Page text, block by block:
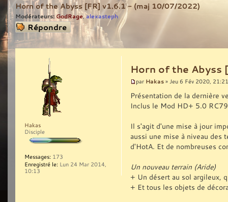
Horn of the Abyss [FR] v1.6.1 - (maj 10/07/2022)
Modérateurs: GodRage,alexasteph
Répondre
Horn of the
par Hakas » Jeu 6 Fév 2020, 21:21
Présentation de la dernière
Inclus le Mod HD+ 5.0 RC79
Il s'agit d'une mise à jour
aussi une mise à niveau des
d'HotA. Et de nombreuses
Un nouveau terrain (Aride)
+ Un désert au sol argileux,
+ Et tous les objets de
Hakas
Disciple
Messages: 173
Enregistré le: Lun 24 Mar 2014,
10:13